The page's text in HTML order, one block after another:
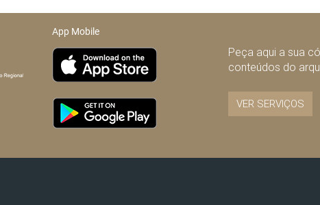
App Mobile
Peça aqui a sua
conteúdos do
VER SERVIÇOS